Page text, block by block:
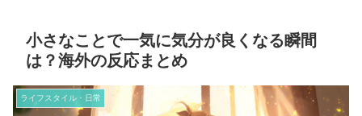
小さなことで一気に気分が良くなる瞬間
は？海外の反応まとめ
ライフスタイル・日常